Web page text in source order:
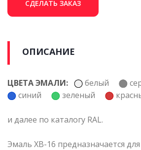
СДЕЛАТЬ ЗАКАЗ
ОПИСАНИЕ
ЦВЕТА ЭМАЛИ: белый
синий
зеленый
и далее по каталогу RAL.
Эмаль ХВ-16 предназначается